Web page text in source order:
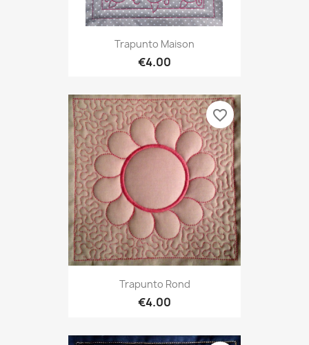
Trapunto Maison
€4.00
Trapunto Rond
€4.00
favorite_border